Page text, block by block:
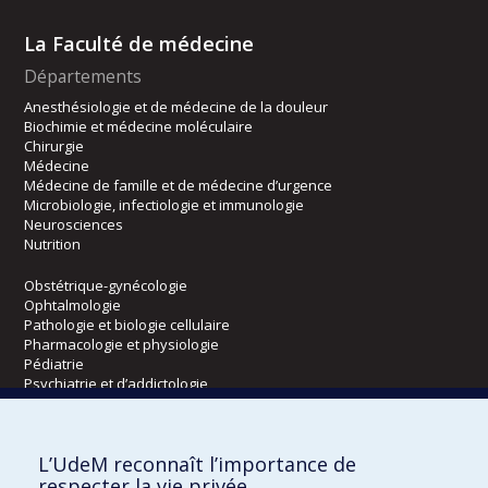
La Faculté de médecine
Départements
Anesthésiologie et de médecine de la douleur
Biochimie et médecine moléculaire
Chirurgie
Médecine
Médecine de famille et de médecine d’urgence
Microbiologie, infectiologie et immunologie
Neurosciences
Nutrition
Obstétrique-gynécologie
Ophtalmologie
Pathologie et biologie cellulaire
Pharmacologie et physiologie
Pédiatrie
Psychiatrie et d’addictologie
Radiologie, radio-oncologie et médecine nucléaire
Écoles
L’UdeM reconnaît l’importance de